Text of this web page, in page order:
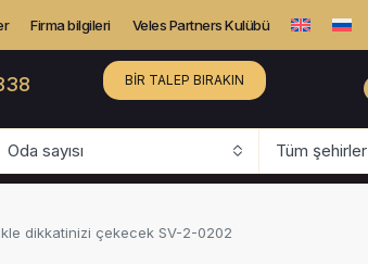
Firma bilgileri Veles Partners Kulübü
BIR TALEP BIRAKIN
Oda sayısı Tüm şehirler
dikkatinizi çekecek SV-2-0202